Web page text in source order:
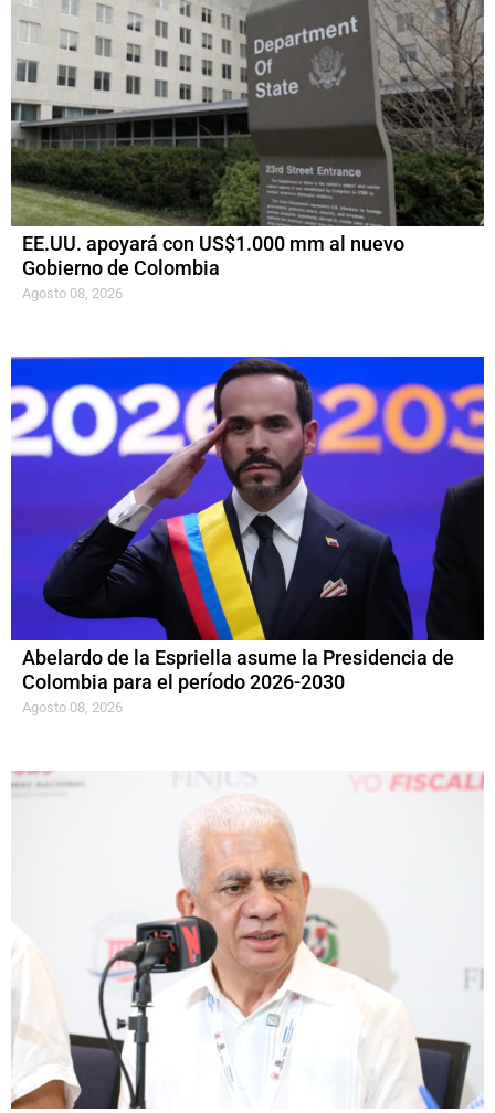
EE.UU. apoyará con US$1.000 mm al nuevo
Gobierno de Colombia
Agosto 08, 2026
Abelardo de la Espriella asume la Presidencia de
Colombia para el período 2026-2030
Agosto 08, 2026